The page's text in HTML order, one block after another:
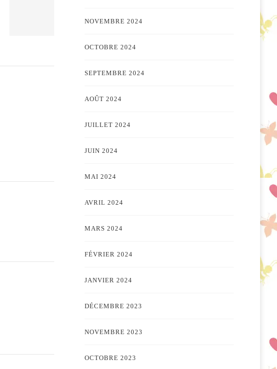
NOVEMBRE 2024
OCTOBRE 2024
SEPTEMBRE 2024
AOÛT 2024
JUILLET 2024
JUIN 2024
MAI 2024
AVRIL 2024
MARS 2024
FÉVRIER 2024
JANVIER 2024
DÉCEMBRE 2023
NOVEMBRE 2023
OCTOBRE 2023